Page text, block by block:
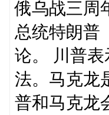
俄乌战三周
总统特朗普
论。 川普
法。马克龙
普和马克龙